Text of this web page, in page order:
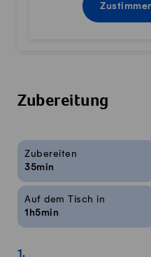
Zubereitung
Rezeptinfos
Zubereiten
35min
Auf dem Tisch in
1h5min